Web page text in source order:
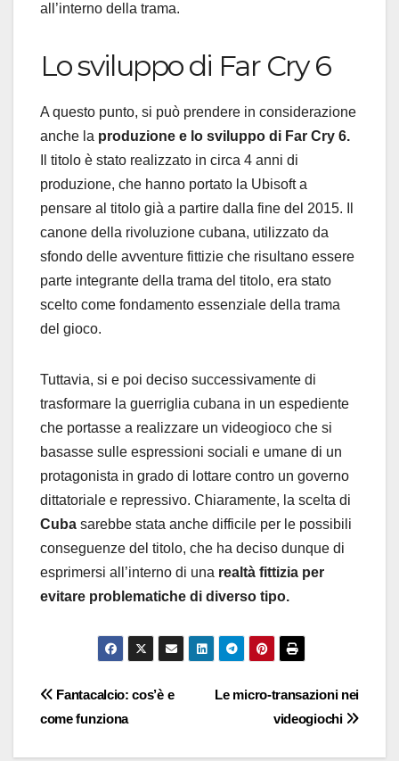
all’interno della trama.
Lo sviluppo di Far Cry 6
A questo punto, si può prendere in considerazione
anche la produzione e lo sviluppo di Far Cry 6.
Il titolo è stato realizzato in circa 4 anni di
produzione, che hanno portato la Ubisoft a
pensare al titolo già a partire dalla fine del 2015. Il
canone della rivoluzione cubana, utilizzato da
sfondo delle avventure fittizie che risultano essere
parte integrante della trama del titolo, era stato
scelto come fondamento essenziale della trama
del gioco.
Tuttavia, si e poi deciso successivamente di
trasformare la guerriglia cubana in un espediente
che portasse a realizzare un videogioco che si
basasse sulle espressioni sociali e umane di un
protagonista in grado di lottare contro un governo
dittatoriale e repressivo. Chiaramente, la scelta di
Cuba sarebbe stata anche difficile per le possibili
conseguenze del titolo, che ha deciso dunque di
esprimersi all’interno di una realtà fittizia per
evitare problematiche di diverso tipo.
Navigazione
Le micro-transazioni nei
videogiochi
Fantacalcio: cos’è e
come funziona